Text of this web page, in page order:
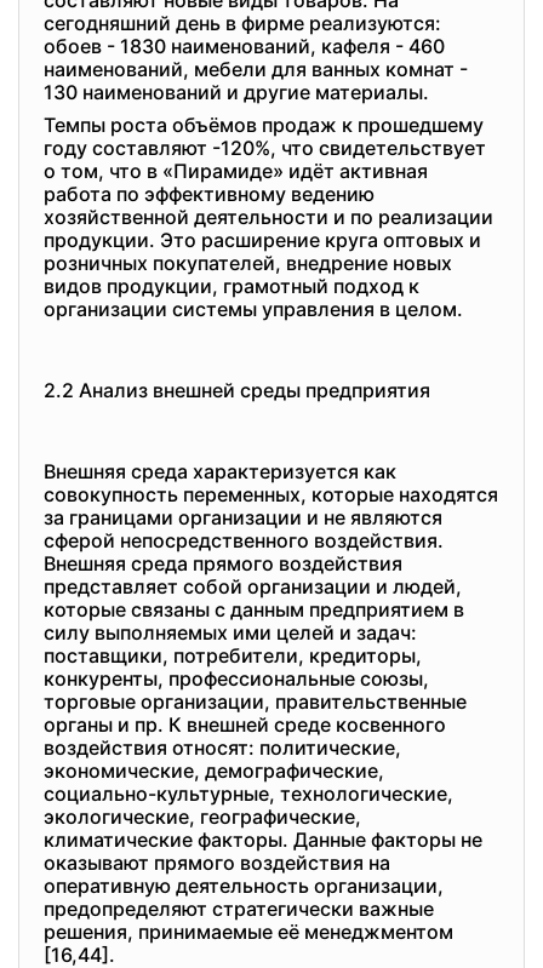
сегодняшний день в фирме реализуются:
обоев - 1830 наименований, кафеля - 460
наименований, мебели для ванных комнат -
130 наименований и другие материалы.
Темпы роста объёмов продаж к прошедшему
году составляют -120%, что свидетельствует
о том, что в «Пирамиде» идёт активная
работа по эффективному ведению
хозяйственной деятельности и по реализации
продукции. Это расширение круга оптовых и
розничных покупателей, внедрение новых
видов продукции, грамотный подход к
организации системы управления в целом.
2.2 Анализ внешней среды предприятия
Внешняя среда характеризуется как
совокупность переменных, которые находятся
за границами организации и не являются
сферой непосредственного воздействия.
Внешняя среда прямого воздействия
представляет собой организации и людей,
которые связаны с данным предприятием в
силу выполняемых ими целей и задач:
поставщики, потребители, кредиторы,
конкуренты, профессиональные союзы,
торговые организации, правительственные
органы и пр. К внешней среде косвенного
воздействия относят: политические,
экономические, демографические,
социально-культурные, технологические,
экологические, географические,
климатические факторы. Данные факторы не
оказывают прямого воздействия на
оперативную деятельность организации,
предопределяют стратегически важные
решения, принимаемые её менеджментом
[16,44].